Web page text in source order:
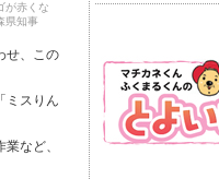
が赤くな
県知事
せ、この
ミスりん
など、